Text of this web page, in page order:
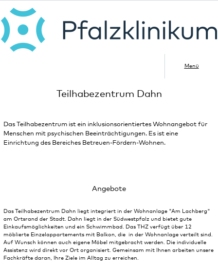
Menü
Teilhabezentrum Dahn
Das Teilhabezentrum ist ein inklusionsorientiertes Wohnangebot für
Menschen mit psychischen Beeinträchtigungen. Es ist eine
Einrichtung des Bereiches Betreuen-Fördern-Wohnen.
Angebote
Das Teilhabezentrum Dahn liegt integriert in der Wohnanlage "Am Lachberg"
am Ortsrand der Stadt. Dahn liegt in der Südwestpfalz und bietet gute
Einkaufsmöglichkeiten und ein Schwimmbad. Das THZ verfügt über 12
möblierte Einzelappartements mit Balkon, die in der Wohnanlage verteilt sind.
Auf Wunsch können auch eigene Möbel mitgebracht werden. Die individuelle
Assistenz wird direkt vor Ort organisiert. Gemeinsam mit Ihnen arbeiten unsere
Fachkräfte daran, Ihre Ziele im Alltag zu erreichen.